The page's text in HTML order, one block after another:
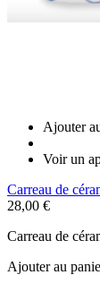
Ajouter
Voir un
Carreau de
28,00 €
Carreau de
Ajouter au